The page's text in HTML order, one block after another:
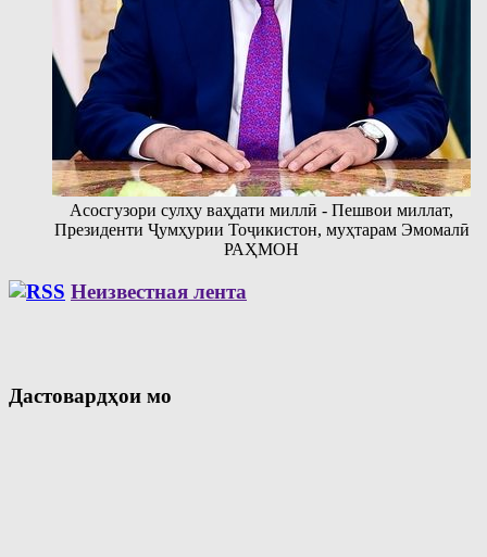
Асосгузори сулҳу ваҳдати миллӣ - Пешвои миллат,
Президенти Ҷумҳурии Тоҷикистон, муҳтарам Эмомалӣ
РАҲМОН
Неизвестная лента
Дастовардҳои мо